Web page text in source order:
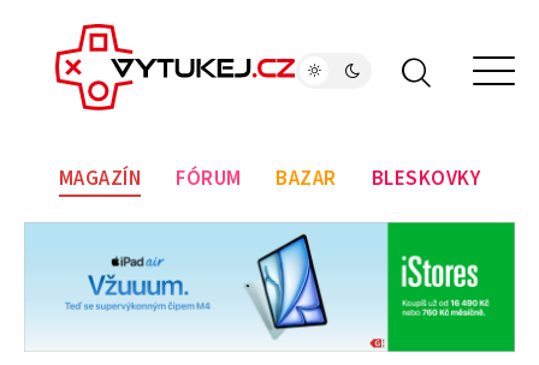
MAGAZÍN FÓRUM BAZAR BLESKOVKY